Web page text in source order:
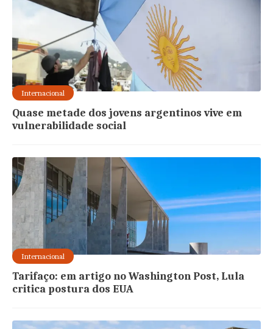
Internacional
Quase metade dos jovens argentinos vive em
vulnerabilidade social
Internacional
Tarifaço: em artigo no Washington Post, Lula
critica postura dos EUA